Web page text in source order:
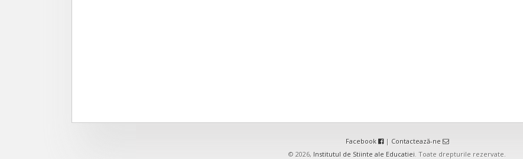
Facebook | Contactează-ne
© 2026, Institutul de Stiinte ale Educatiei. Toate drepturile rezervate.